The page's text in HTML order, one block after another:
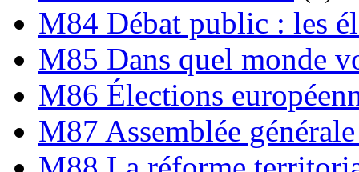
M84 Débat public : les
M85 Dans quel monde
M86 Élections
M87 Assemblée